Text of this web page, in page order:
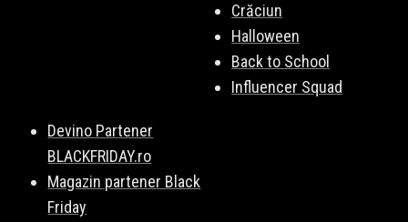
Crăciun
Halloween
Back to School
Influencer Squad
Devino Partener
BLACKFRIDAY.ro
Magazin partener Black
Friday